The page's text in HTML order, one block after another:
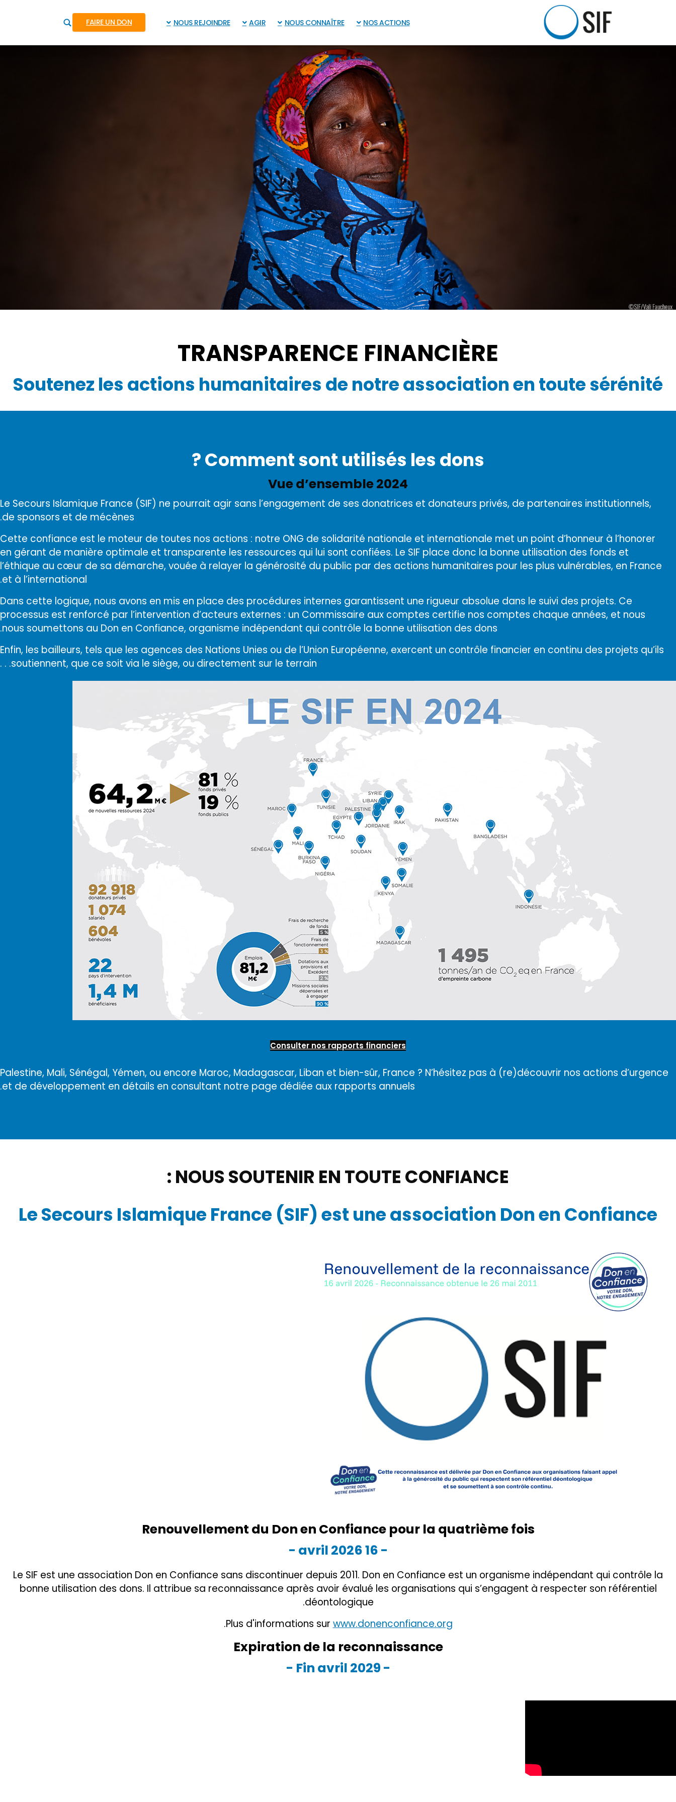
FAIRE UN DON NOS ACTIONS
NOUS CONNAÎTRE
AGIR
NOUS REJOINDRE
TRANSPARENCE FINANCIÈRE
Soutenez les actions humanitaires de notre association en toute sérénité
Comment sont utilisés les dons ?
Vue d’ensemble 2024
Le Secours Islamique France (SIF) ne pourrait agir sans l’engagement de ses donatrices et donateurs privés, de partenaires institutionnels,
de sponsors et de mécènes.
Cette confiance est le moteur de toutes nos actions : notre ONG de solidarité nationale et internationale met un point d’honneur à l’honorer
en gérant de manière optimale et transparente les ressources qui lui sont confiées. Le SIF place donc la bonne utilisation des fonds et
l’éthique au cœur de sa démarche, vouée à relayer la générosité du public par des actions humanitaires pour les plus vulnérables, en France
et à l’international.
Dans cette logique, nous avons en mis en place des procédures internes garantissent une rigueur absolue dans le suivi des projets. Ce
processus est renforcé par l’intervention d’acteurs externes : un Commissaire aux comptes certifie nos comptes chaque années, et nous
nous soumettons au Don en Confiance, organisme indépendant qui contrôle la bonne utilisation des dons.
Enfin, les bailleurs, tels que les agences des Nations Unies ou de l’Union Européenne, exercent un contrôle financier en continu des projets qu’ils
soutiennent, que ce soit via le siège, ou directement sur le terrain. . .
Consulter nos rapports financiers
Palestine, Mali, Sénégal, Yémen, ou encore Maroc, Madagascar, Liban et bien-sûr, France ? N’hésitez pas à (re)découvrir nos actions d’urgence
et de développement en détails en consultant notre page dédiée aux rapports annuels.
NOUS SOUTENIR EN TOUTE CONFIANCE :
Le Secours Islamique France (SIF) est une association Don en Confiance
Renouvellement du Don en Confiance pour la quatrième fois
- 16 avril 2026 -
Le SIF est une association Don en Confiance sans discontinuer depuis 2011. Don en Confiance est un organisme indépendant qui contrôle la
bonne utilisation des dons. Il attribue sa reconnaissance après avoir évalué les organisations qui s’engagent à respecter son référentiel
déontologique.
Plus d'informations sur www.donenconfiance.org
.
Expiration de la reconnaissance
- Fin avril 2029 -